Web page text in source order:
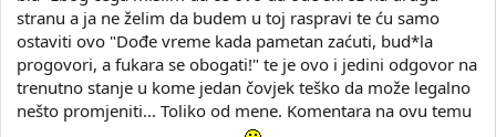
stranu a ja ne želim da budem u toj raspravi te ću samo
ostaviti ovo "Dođe vreme kada pametan zaćuti, bud*la
progovori, a fukara se obogati!" te je ovo i jedini odgovor na
trenutno stanje u kome jedan čovjek teško da može legalno
nešto promjeniti... Toliko od mene. Komentara na ovu temu